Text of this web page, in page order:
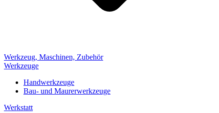
Werkzeug, Maschinen, Zubehör
Werkzeuge
Handwerkzeuge
Bau- und Maurerwerkzeuge
Werkstatt